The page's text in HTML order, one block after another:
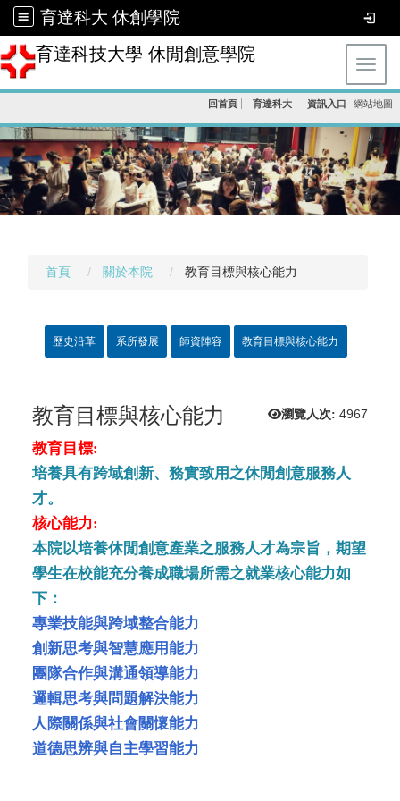
育達科大 休創學院
育達科技大學 休閒創意學院
回首頁 育達科大 資訊入口 網站地圖
首頁 關於本院 教育目標與核心能力
歷史沿革 系所發展 師資陣容 教育目標與核心能力
瀏覽人次: 4967
教育目標與核心能力
教育目標:
培養具有跨域創新、務實致用之休閒創意服務人
才。
核心能力:
本院以培養休閒創意產業之服務人才為宗旨，期望
學生在校能充分養成職場所需之就業核心能力如
下：
專業技能與跨域整合能力
創新思考與智慧應用能力
團隊合作與溝通領導能力
邏輯思考與問題解決能力
人際關係與社會關懷能力
道德思辨與自主學習能力